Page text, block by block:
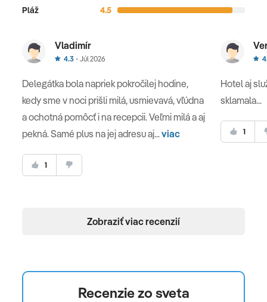
Pláž
4.5
Vladimír
4.3 Júl 2026
Delegátka bola napriek pokročilej hodine,
kedy sme v noci prišli milá, usmievavá, vľúdna
a ochotná pomôcť i na recepcii. Veľmi milá a aj
pekná. Samé plus na jej adresu aj...viac
1
Hotel aj
sklamala...
1
Zobraziť viac recenzií
Recenzie zo sveta